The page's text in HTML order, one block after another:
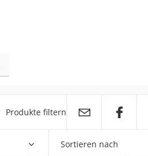
Produkte filtern
Sortieren nach